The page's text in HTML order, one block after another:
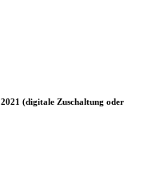
(digitale Zuschaltung oder